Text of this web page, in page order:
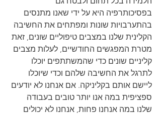
בפסיכותרפיה היא על ידי שאנו מתנסים
בהתערבויות שונות ומפתחים את החשיבה
הקלינית שלנו במצבים טיפוליים שונים, זאת
מטרת המפגשים החודשיים, לעלות מצבים
קליניים שונים כדי שהמשתתפים יוכלו
לתרגל את החשיבה שלהם וכדי שיוכלו
ליישם אותם בקליניקה. אם אנחנו לא יודעים
ספציפית במה אנו יותר טובים בעבודה
שלנו במה אנחנו פחות, אנחנו לא יכולים